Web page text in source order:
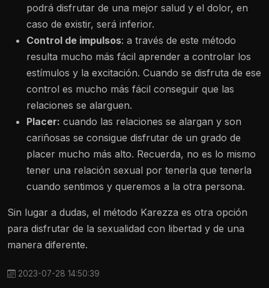
podrá disfrutar de una mejor salud y el dolor, en
caso de existir, será inferior.
Control de impulsos: a través de este método
resulta mucho más fácil aprender a controlar los
estímulos y la excitación. Cuando se disfruta de ese
control es mucho más fácil conseguir que las
relaciones se alarguen.
Placer: cuando las relaciones se alargan y son
cariñosas se consigue disfrutar de un grado de
placer mucho más alto. Recuerda, no es lo mismo
tener una relación sexual por tenerla que tenerla
cuando sentimos y queremos a la otra persona.
Sin lugar a dudas, el método Karezza es otra opción
para disfrutar de la sexualidad con libertad y de una
manera diferente.
2023-07-28 14:50:39